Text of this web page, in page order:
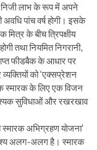
निजी लाभ के रूप में अपने
पांच वर्ष होगी। इसके
मित्र के बीच त्रिपक्षीय
तथा नियमित निगरानी,
फीडबैक के आधार पर
को ‘एक्सप्रेशन
स्मारक के लिए एक विजन
सुविधाओं और रखरखाव
स्मारक अभिग्रहण योजना’
अलग-अलग है। स्मारक